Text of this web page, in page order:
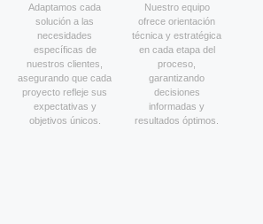
Adaptamos cada
solución a las
necesidades
específicas de
nuestros clientes,
asegurando que cada
proyecto refleje sus
expectativas y
objetivos únicos.
Nuestro equipo
ofrece orientación
técnica y estratégica
en cada etapa del
proceso,
garantizando
decisiones
informadas y
resultados óptimos.